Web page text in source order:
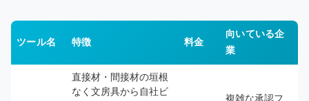
ツール名 特徴 料金
向いている企
業
直接材・間接材の垣根
なく文房具から自社ビ
複雑な承認フ